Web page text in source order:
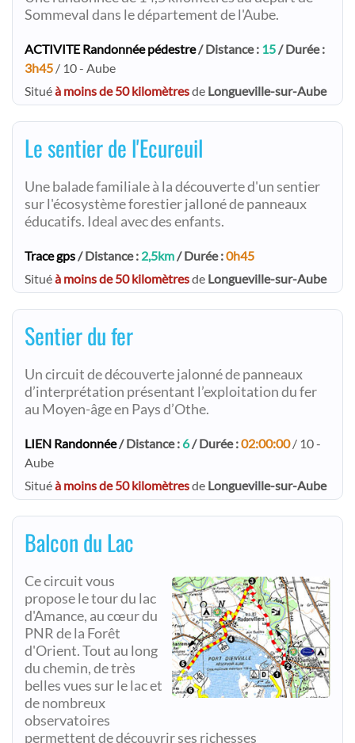
Sommeval dans le département de l'Aube.
ACTIVITE Randonnée pédestre/ Distance : 15/ Durée :
3h45 / 10 - Aube
Situéà moins de 50 kilomètresde Longueville-sur-Aube
Le sentier de l'Ecureuil
Une balade familiale à la découverte d'un sentier
sur l'écosystème forestier jalloné de panneaux
éducatifs. Ideal avec des enfants.
Trace gps/ Distance : 2,5km/ Durée :0h45
Situéà moins de 50 kilomètresde Longueville-sur-Aube
Sentier du fer
Un circuit de découverte jalonné de panneaux
d’interprétation présentant l’exploitation du fer
au Moyen-âge en Pays d’Othe.
LIEN Randonnée/ Distance : 6/ Durée :02:00:00/ 10 -
Aube
Situéà moins de 50 kilomètresde Longueville-sur-Aube
Balcon du Lac
Ce circuit vous
propose le tour du lac
d'Amance, au cœur du
PNR de la Forêt
d'Orient. Tout au long
du chemin, de très
belles vues sur le lac et
de nombreux
observatoires
permettent de découvrir ses richesses